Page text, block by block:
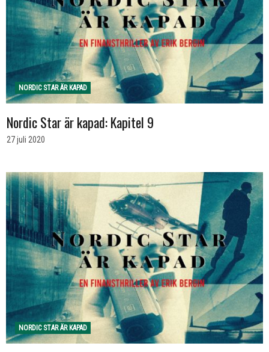
NORDIC STAR ÄR KAPAD
Nordic Star är kapad: Kapitel 9
27 juli 2020
NORDIC STAR ÄR KAPAD